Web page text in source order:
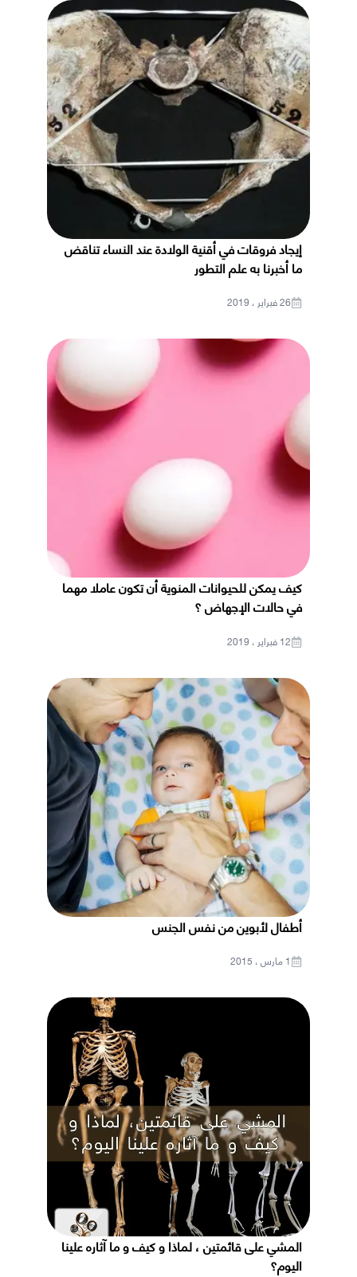
إيجاد فروقات في أقنية الولادة عند النساء تناقض
ما أخبرنا به علم التطور
26 فبراير ، 2019
كيف يمكن للحيوانات المنوية أن تكون عاملا مهما
في حالات الإجهاض ؟
12 فبراير ، 2019
أطفال لأبوين من نفس الجنس
1 مارس ، 2015
المشي على قائمتين ، لماذا و كيف و ما آثاره علينا
اليوم؟